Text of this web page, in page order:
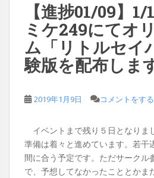
【進捗01/09】
ミケ249にてオ
ム「リトルセイ
験版を配布しま
2019年1月9日 コメントをする
イベントまで残り５日となりま
準備は着々と進めています。若干
間に合う予定です。ただサークル
で、予想してなかったこととかま